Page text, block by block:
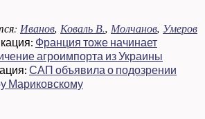
Иванов, Коваль В., Молчанов, Умеров
Франция тоже начинает
агроимпорта из Украины
САП объявила о подозрении
Мариковскому